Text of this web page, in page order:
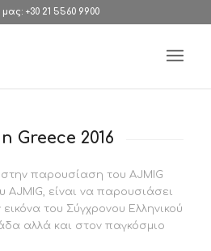
+30 21 5560 9900
Greece 2016
παρουσίαση του AJMIG
AJMIG, είναι να παρουσιάσει
του Σύγχρονου Ελληνικού
αλλά και στον παγκόσμιο